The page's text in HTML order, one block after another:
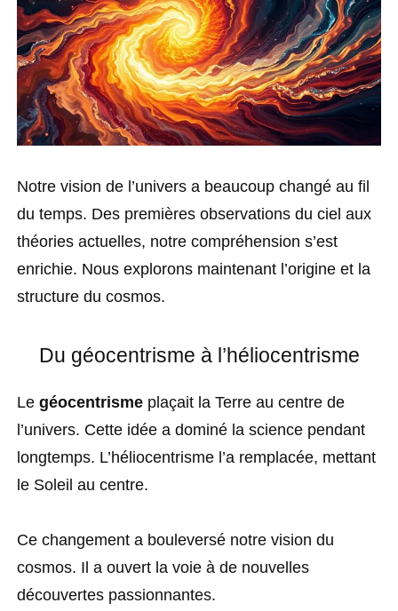
Notre vision de l’univers a beaucoup changé au fil
du temps. Des premières observations du ciel aux
théories actuelles, notre compréhension s’est
enrichie. Nous explorons maintenant l’origine et la
structure du cosmos.
Du géocentrisme à l’héliocentrisme
Le géocentrisme plaçait la Terre au centre de
l’univers. Cette idée a dominé la science pendant
longtemps. L’héliocentrisme l’a remplacée, mettant
le Soleil au centre.
Ce changement a bouleversé notre vision du
cosmos. Il a ouvert la voie à de nouvelles
découvertes passionnantes.